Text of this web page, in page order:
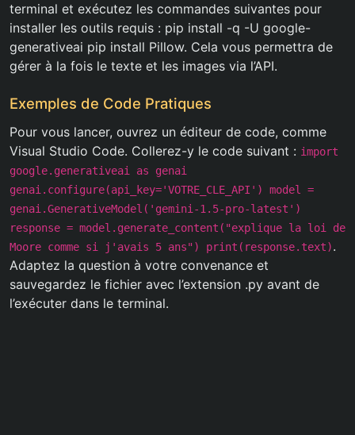
terminal et exécutez les commandes suivantes pour
installer les outils requis : pip install -q -U google-
generativeai pip install Pillow. Cela vous permettra de
gérer à la fois le texte et les images via l’API.
Exemples de Code Pratiques
Pour vous lancer, ouvrez un éditeur de code, comme
Visual Studio Code. Collerez-y le code suivant : import
google.generativeai as genai
genai.configure(api_key='VOTRE_CLE_API') model =
genai.GenerativeModel('gemini-1.5-pro-latest')
response = model.generate_content("explique la loi de
Moore comme si j'avais 5 ans") print(response.text).
Adaptez la question à votre convenance et
sauvegardez le fichier avec l’extension .py avant de
l’exécuter dans le terminal.